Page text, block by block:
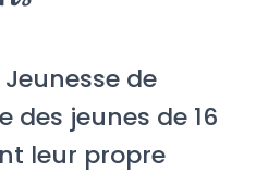
de
des jeunes de 16
leur propre